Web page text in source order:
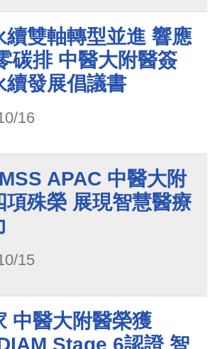
續雙軸轉型並進 響應
碳排 中醫大附醫簽
續發展倡議書
16
APAC 中醫大附
項殊榮 展現智慧醫療
15
中醫大附醫榮獲
Stage 6認證 智